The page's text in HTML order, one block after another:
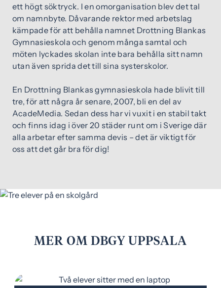
ett högt söktryck. I en omorganisation blev det tal
om namnbyte. Dåvarande rektor med arbetslag
kämpade för att behålla namnet Drottning Blankas
Gymnasieskola och genom många samtal och
möten lyckades skolan inte bara behålla sitt namn
utan även sprida det till sina systerskolor.
En Drottning Blankas gymnasieskola hade blivit till
tre, för att några år senare, 2007, bli en del av
AcadeMedia. Sedan dess har vi vuxit i en stabil takt
och finns idag i över 20 städer runt om i Sverige där
alla arbetar efter samma devis – det är viktigt för
oss att det går bra för dig!
MER OM DBGY UPPSALA